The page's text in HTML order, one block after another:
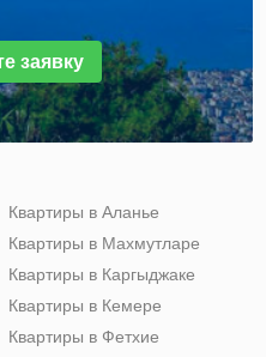
заявку
Квартиры в Аланье
Квартиры в Махмутларе
Квартиры в Каргыджаке
Квартиры в Кемере
Квартиры в Фетхие